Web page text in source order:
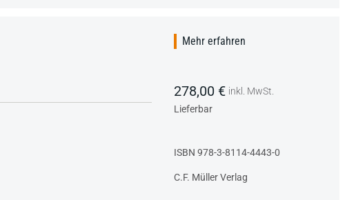
Mehr erfahren
278,00 € inkl. MwSt.
Lieferbar
ISBN 978-3-8114-4443-0
C.F. Müller Verlag